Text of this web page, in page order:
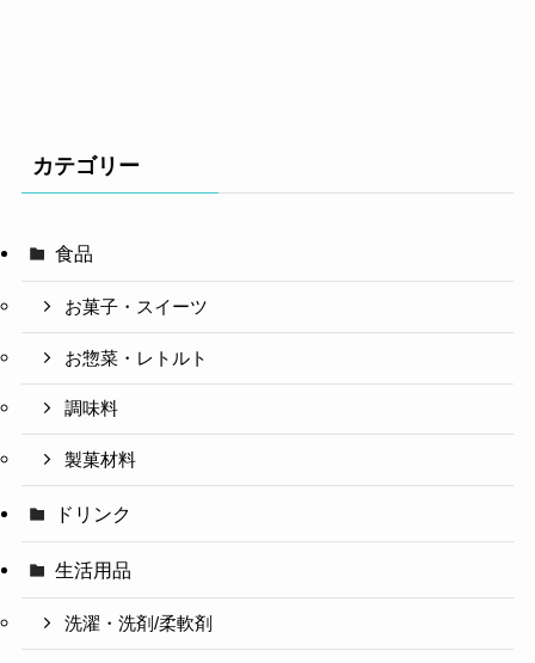
カテゴリー
食品
お菓子・スイーツ
お惣菜・レトルト
調味料
製菓材料
ドリンク
生活用品
洗濯・洗剤/柔軟剤